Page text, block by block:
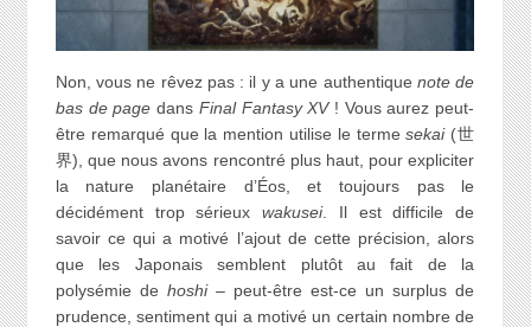
Non, vous ne rêvez pas : il y a une authentique note de
bas de page dans Final Fantasy XV! Vous aurez peut-
être remarqué que la mention utilise le termesekai(世
界), que nous avons rencontré plus haut, pour expliciter
la nature planétaire d’Éos, et toujours pas le
décidément trop sérieuxwakusei. Il est difficile de
savoir ce qui a motivé l’ajout de cette précision, alors
que les Japonais semblent plutôt au fait de la
polysémie de hoshi– peut-être est-ce un surplus de
prudence, sentiment qui a motivé un certain nombre de